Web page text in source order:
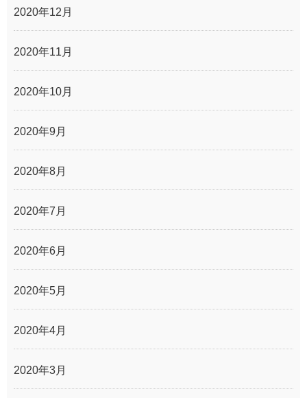
2020年12月
2020年11月
2020年10月
2020年9月
2020年8月
2020年7月
2020年6月
2020年5月
2020年4月
2020年3月